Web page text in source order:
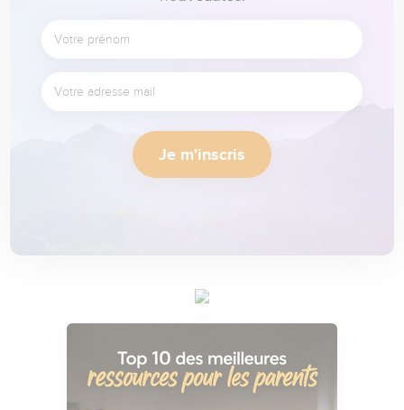
Je m'inscris